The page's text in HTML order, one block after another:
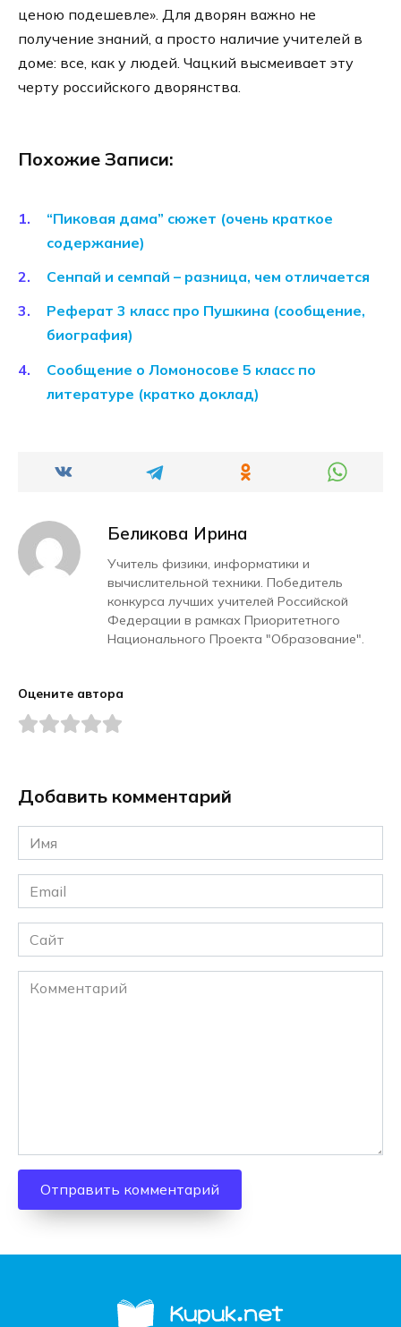
ценою подешевле». Для дворян важно не
получение знаний, а просто наличие учителей в
доме: все, как у людей. Чацкий высмеивает эту
черту российского дворянства.
Похожие Записи:
“Пиковая дама” сюжет (очень краткое
содержание)
Сенпай и семпай – разница, чем отличается
Реферат 3 класс про Пушкина (сообщение,
биография)
Сообщение о Ломоносове 5 класс по
литературе (кратко доклад)
Беликова Ирина
Учитель физики, информатики и
вычислительной техники. Победитель
конкурса лучших учителей Российской
Федерации в рамках Приоритетного
Национального Проекта "Образование".
Оцените автора
Добавить комментарий
Имя
*
Email
*
Сайт
Комментарий